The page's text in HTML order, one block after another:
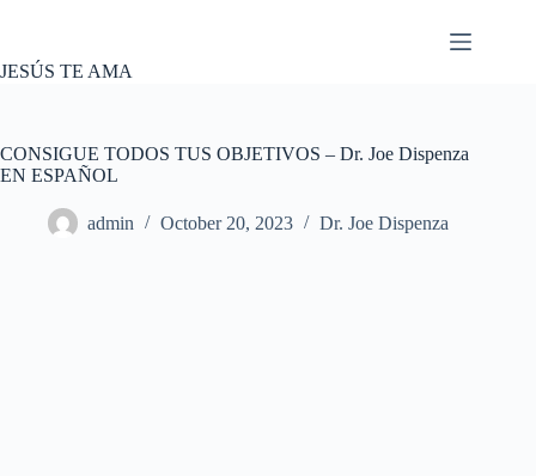
JESÚS TE AMA
CONSIGUE TODOS TUS OBJETIVOS – Dr. Joe Dispenza
EN ESPAÑOL
admin October 20, 2023 Dr. Joe Dispenza